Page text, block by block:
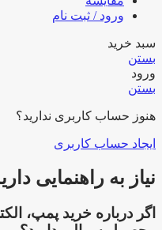
ورود / ثبت نام
سبد خرید
بستن
ورود
بستن
هنوز حساب کاربری ندارید؟
ایجاد حساب کاربری
نیاز به راهنمایی
اگر درباره خرید پمپ،